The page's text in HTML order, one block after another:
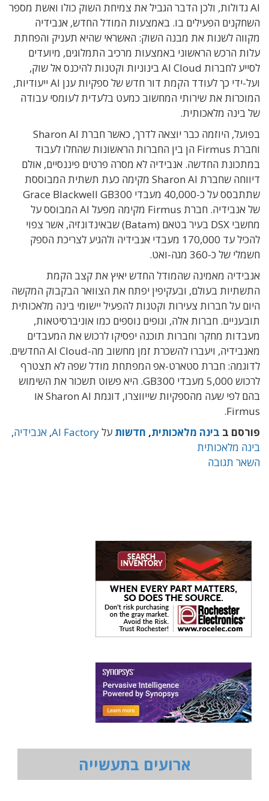
AI גדולות, ולכן הדבר הגביל את צמיחת השוק כולו ואשת מספר
השחקנים הפעילים בו. באמצעות המודל החדש, אנבידיה
מקווה לשנות את מבנה השוק: האשראי שהיא תעניק והפחתת
עלות הרכש הראשוני באמצעות מרכיב התמלוגים, מיועדים
לסייע לחברות AI Cloud בינוניות וקטנות להיכנס אל שוק,
ועל-ידי כך לעודד הקמת דור חדש של ספקיות ענן AI ייעודיות,
המוכרות את שירותי המחשוב כמעט בלעדית לעומסי עבודה
של בינה מלאכותית.
בפועל, היוזמה כבר יוצאה לדרך, כאשר חברת Sharon AI
וחברת Firmus הן בין החברות הראשונות שהחלו לעבוד
במתכונת החדשה. אנבידיה לא מסרה פרטים פיננסיים, אולם
דיווחה שחברת Sharon AI מקימה כעת תשתית המבוססת
שתתבסס על כ-40,000 מעבדי Grace Blackwell GB300
של אנבידיה. חברת Firmus מקימה מפעל AI המבוסס על
מחשבי DSX בעיר בטאם (Batam) שבאינדונזיה, אשר צפוי
להכיל עד 170,000 מעבדי אנבידיה ולהגיע לצריכת הספק
חשמלי של כ-360 מגה-ואט.
אנבידיה מאמינה שהמודל החדש יאיץ את קצב הקמת
התשתיות בעולם, ובעקיפין יפתח את הצוואר הבקבוק המקשה
היום על חברות צעירות וקטנות להפעיל יישומי בינה מלאכותית
תובעניים. חברות אלה, וגופים נוספים כמו אוניברסיטאות,
מעבדות מחקר וחברות תוכנה יפסיקו לרכוש את המעבדים
מאנבידיה, ויעברו להשכרת זמן מחשוב מה-AI Cloud החדשים.
לדוגמה: חברת סטארט-אפ המפתחת מודל שפה לא תצטרף
לרכוש 5,000 מעבדי GB300. היא פשוט תשכור את השימוש
בהם לפי שעה מהספקיות שייווצרו, דוגמת Sharon AI או
Firmus.
פורסם ב בינה מלאכותית, חדשות עלAI Factory
, אנבידיה,
בינה מלאכותית
השאר תגובה
ארועים בתעשייה